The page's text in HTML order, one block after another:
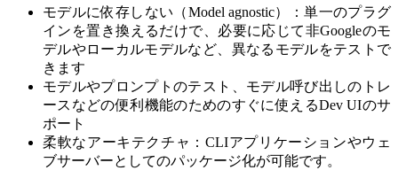
モデルに依存しない（Model agnostic）：単一のプラグ
インを置き換えるだけで、必要に応じて非Googleのモ
デルやローカルモデルなど、異なるモデルをテストで
きます
モデルやプロンプトのテスト、モデル呼び出しのトレ
ースなどの便利機能のためのすぐに使えるDev UIのサ
ポート
柔軟なアーキテクチャ：CLIアプリケーションやウェ
ブサーバーとしてのパッケージ化が可能です。